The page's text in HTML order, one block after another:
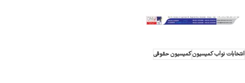
انتخابات نواب کمیسیونکمیسیون حقوقی